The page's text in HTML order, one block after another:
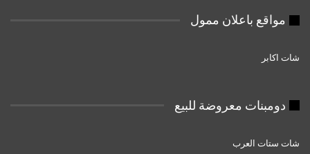
مواقع باعلان ممول
شات اكابر
دومبنات معروضة للبيع
شات ستات العرب